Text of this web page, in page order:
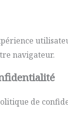
navigateur.
de